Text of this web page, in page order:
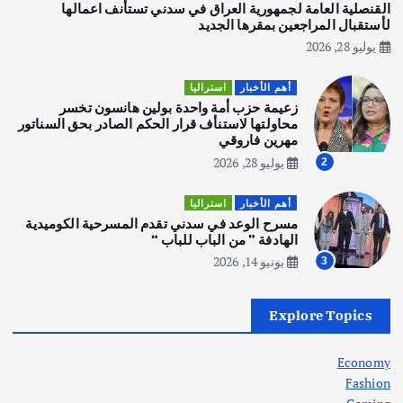
3
يوليو 30, 2026
4
المقبل
يوليو 28, 2026
أهم الأخبار ثقافة وفنون
انطلاق ورشة التمثيل في مدينة كلباء الاماراتية
أغسطس 5, 2026
في جذور المشكلة وحلولها المستدامة
القنصلية العامة لجمهورية العراق في سدني تستأنف اعمالها
لأستقبال المراجعين بمقرها الجديد
يوليو 28, 2026
2
أهم الأخبار استراليا
زعيمة حزب أمة واحدة بولين هانسون تخسر
محاولتها لاستنأف قرار الحكم الصادر بحق السناتور
مهرين فاروقي
يوليو 28, 2026
3
أهم الأخبار استراليا
مسرح الوعد في سدني تقدم المسرحية الكوميدية
الهادفة ” من الباب للباب “
يونيو 14, 2026
Explore Topics
Economy
Fashion